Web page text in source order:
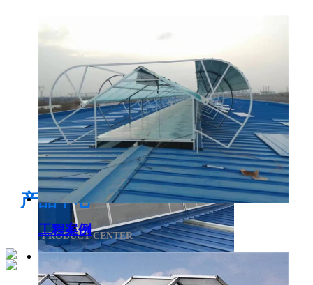
电开启通风气楼
侧开型排烟天窗
产品中心
PRODUCT CENTER
工程案例